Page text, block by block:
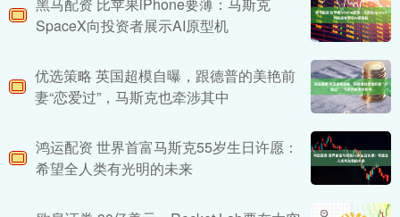
SpaceX向投资者展示AI原型机
优选策略 英国超模自曝，跟德普的美艳前
妻“恋爱过”，马斯克也牵涉其中
鸿运配资 世界首富马斯克55岁生日许愿：
希望全人类有光明的未来